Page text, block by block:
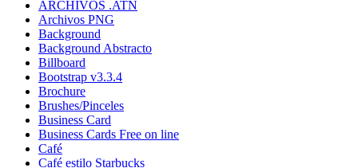
ARCHIVOS .ATN
Archivos PNG
Background
Background Abstracto
Billboard
Bootstrap v3.3.4
Brochure
Brushes/Pinceles
Business Card
Business Cards Free on line
Café
Café estilo Starbucks